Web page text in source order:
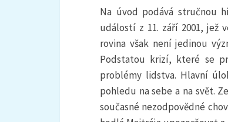
Na úvod podává stručnou
událostí z 11. září 2001,
rovina však není jedinou
Podstatou krizí, které se
problémy lidstva. Hlavní
pohledu na sebe a na svět.
současné nezodpovědné